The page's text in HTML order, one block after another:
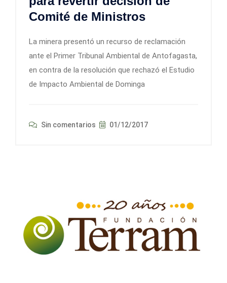
Comité de Ministros
La minera presentó un recurso de reclamación
ante el Primer Tribunal Ambiental de Antofagasta,
en contra de la resolución que rechazó el Estudio
de Impacto Ambiental de Dominga
Sin comentarios 01/12/2017